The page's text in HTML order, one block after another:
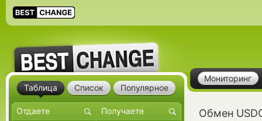
Мониторинг
Обмен
Таблица Список Популярное